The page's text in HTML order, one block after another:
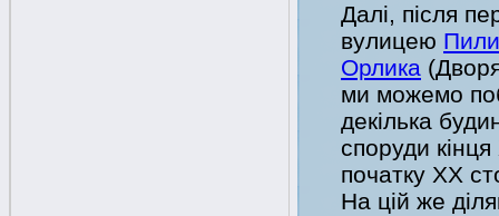
Далі, після
вулицею
Орлика
ми можемо
декілька
споруди
початку ХХ
На цій же